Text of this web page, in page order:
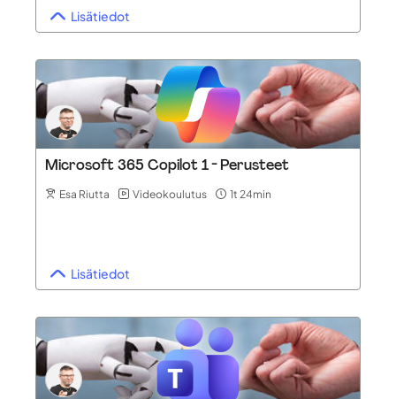
Lisätiedot
Microsoft 365 Copilot 1 - Perusteet
Esa Riutta Videokoulutus 1t 24min
Lisätiedot